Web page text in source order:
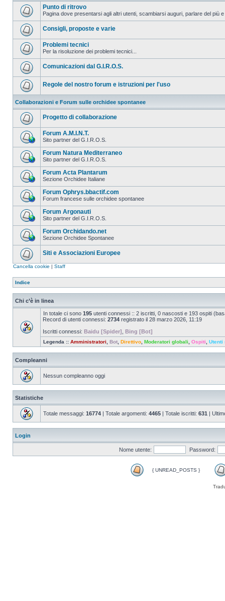
Punto di ritrovo
Pagina dove presentarsi agli altri utenti, scambiarsi auguri, parlare del più
Consigli, proposte e varie
Problemi tecnici
Per la risoluzione dei problemi tecnici...
Comunicazioni dal G.I.R.O.S.
Regole del nostro forum e istruzioni per l'uso
Collaborazioni e Forum sulle orchidee spontanee
Progetto di collaborazione
Forum A.M.I.N.T.
Sito partner del G.I.R.O.S.
Forum Natura Mediterraneo
Sito partner del G.I.R.O.S.
Forum Acta Plantarum
Sezione Orchidee Italiane
Forum Ophrys.bbactif.com
Forum francese sulle orchidee spontanee
Forum Argonauti
Sito partner del G.I.R.O.S.
Forum Orchidando.net
Sezione Orchidee Spontanee
Siti e Associazioni Europee
Cancella cookie | Staff
Indice
Chi c’è in linea
In totale ci sono 195 utenti connessi :: 2 iscritti, 0 nascosti e 193 ospiti
Record di utenti connessi: 2734 registrato il 28 marzo 2026, 11:19
Iscritti connessi: Baidu [Spider] Bing [Bot]
Legenda :: Amministratori Bot Direttivo Moderatori globali Ospiti Utenti
Compleanni
Nessun compleanno oggi
Statistiche
Totale messaggi: 16774 | Totale argomenti: 4465 | Totale iscritti: 631 |
Login
Nome utente: Password:
{ UNREAD_POSTS }